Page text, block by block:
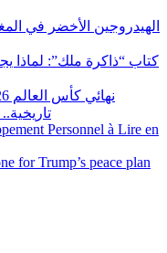
الهيدروجين الأخضر في
كتاب “ذاكرة ملك”: لماذا
Personnel à Lire en
for Trump’s peace plan